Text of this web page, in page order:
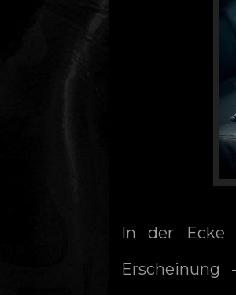
In der Ecke